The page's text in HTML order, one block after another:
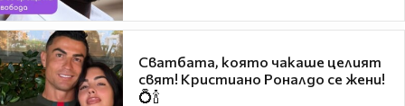
Сватбата, която чакаше целият
свят! Кристиано Роналдо се жени!
💍🍾